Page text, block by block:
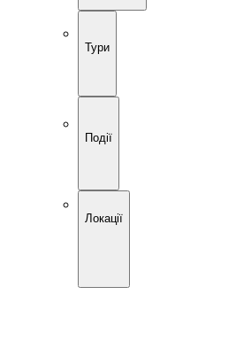
Тури
Події
Локації